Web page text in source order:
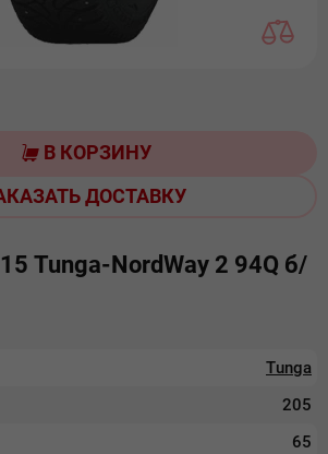
В КОРЗИНУ
ДОСТАВКУ
Tunga-NordWay 2 94Q б/
Tunga
205
65